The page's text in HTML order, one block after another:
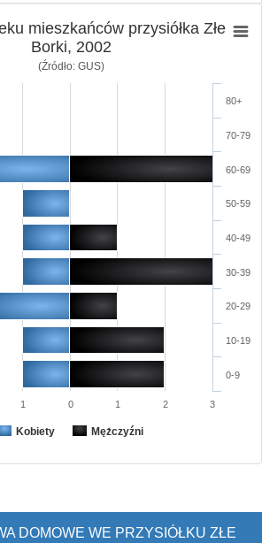
mieszkańców przysiółka Złe
Borki, 2002
(Źródło: GUS)
Kobiety Mężczyźni
0-9
10-19
20-29
30-39
40-49
50-59
60-69
70-79
80+
1 0 1 2 3
DOMOWE WE PRZYSIÓŁKU ZŁE